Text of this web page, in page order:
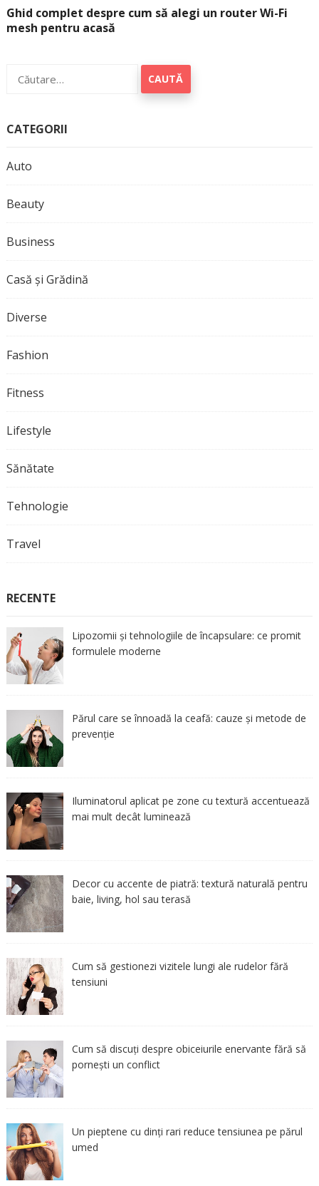
Ghid complet despre cum să alegi un router Wi-Fi
mesh pentru acasă
după:
CATEGORII
Auto
Beauty
Business
Casă și Grădină
Diverse
Fashion
Fitness
Lifestyle
Sănătate
Tehnologie
Travel
RECENTE
Lipozomii și tehnologiile de încapsulare: ce promit
formulele moderne
Părul care se înnoadă la ceafă: cauze și metode de
prevenție
Iluminatorul aplicat pe zone cu textură accentuează
mai mult decât luminează
Decor cu accente de piatră: textură naturală pentru
baie, living, hol sau terasă
Cum să gestionezi vizitele lungi ale rudelor fără
tensiuni
Cum să discuți despre obiceiurile enervante fără să
pornești un conflict
Un pieptene cu dinți rari reduce tensiunea pe părul
umed